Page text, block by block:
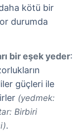
kötü bir
durumda
bir eşek yeder:
güçleri ile
(yedmek:
Birbiri
.